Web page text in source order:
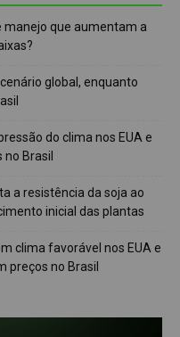
manejo que aumentam a
global, enquanto
do clima nos EUA e
Brasil
a resistência da soja ao
inicial das plantas
clima favorável nos EUA e
preços no Brasil